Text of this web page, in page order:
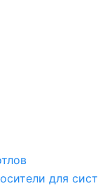
для